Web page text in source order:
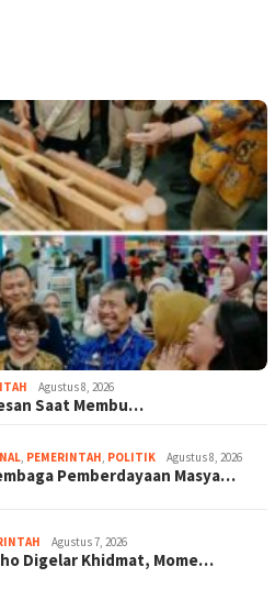
Agustus 8, 2026
Saat Membu…
, PEMERINTAH, POLITIK Agustus 8, 2026
Pemberdayaan Masya…
Agustus 7, 2026
Digelar Khidmat, Mome…